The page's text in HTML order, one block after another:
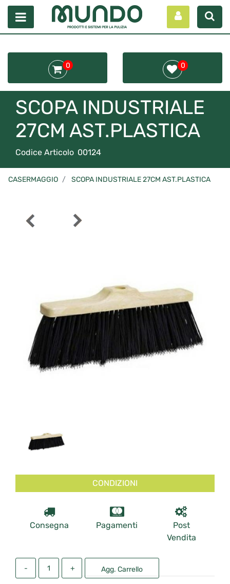
Open menu
0 0
SCOPA INDUSTRIALE
27CM AST.PLASTICA
Codice Articolo 00124
CASERMAGGIO SCOPA INDUSTRIALE 27CM AST.PLASTICA
CONDIZIONI
Consegna Pagamenti
Post
Vendita
Agg. Carrello